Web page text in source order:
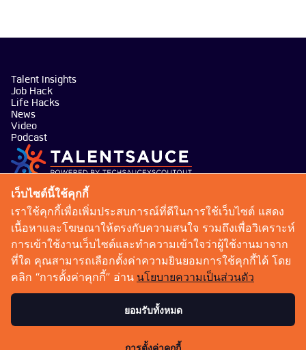
Talent Insights
Job Hack
Life Hacks
News
Video
Podcast
บริษัท เทคซอส มีเดีย จำกัด
101 ทรู ดิจิทัล พาร์ค อาคาร กริฟฟิน ชั้น 14 ห้อง 1401
ถนนสุขุมวิท แขวงบางจาก เขตพระโขนง กรุงเทพมหานคร
10260
talentsauce@techsauce.co
02-001-5375
Copyright 2026 : Techsauce All rights reserved.
เว็บไซต์นี้ใช้คุกกี้
เราใช้คุกกี้เพื่อเพิ่มประสบการณ์ที่ดีในการใช้เว็บไซต์ แสดง
เนื้อหาและโฆษณาให้ตรงกับความสนใจ รวมถึงเพื่อวิเคราะห์
การเข้าใช้งานเว็บไซต์และทำความเข้าใจว่าผู้ใช้งานมาจาก
ที่ใด คุณสามารถเลือกตั้งค่าความยินยอมการใช้คุกกี้ได้ โดย
คลิก “การตั้งค่าคุกกี้” อ่าน นโยบายความเป็นส่วนตัว
ยอมรับทั้งหมด
การตั้งค่าคุกกี้